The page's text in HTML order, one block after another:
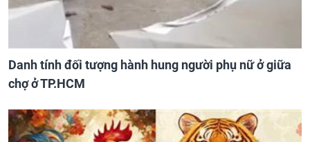
Danh tính đối tượng hành hung người phụ nữ ở giữa
chợ ở TP.HCM